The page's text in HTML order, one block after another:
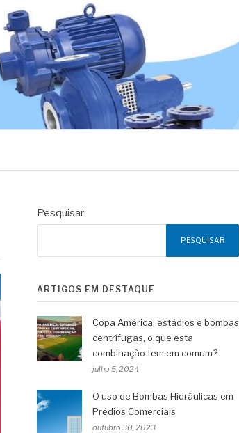
Pesquisar
PESQUISAR
ARTIGOS EM DESTAQUE
Copa América, estádios e bombas
centrífugas, o que esta
combinação tem em comum?
julho 5, 2024
O uso de Bombas Hidráulicas em
Prédios Comerciais
outubro 30, 2023